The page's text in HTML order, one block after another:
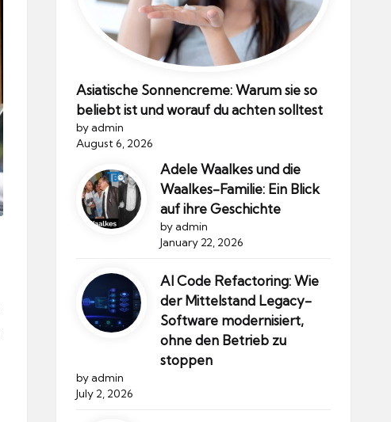
Asiatische Sonnencreme: Warum sie so
beliebt ist und worauf du achten solltest
by admin
August 6, 2026
Adele Waalkes und die
Waalkes-Familie: Ein Blick
auf ihre Geschichte
by admin
January 22, 2026
AI Code Refactoring: Wie
der Mittelstand Legacy-
Software modernisiert,
ohne den Betrieb zu
stoppen
by admin
July 2, 2026